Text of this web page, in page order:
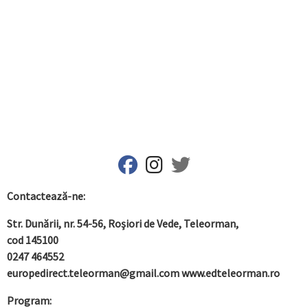
fab fa-facebook
fab fa-instagram
fab fa-twitter
Contactează-ne:
Str. Dunării, nr. 54-56, Roşiori de Vede, Teleorman,
cod 145100
0247 464552
europedirect.teleorman@gmail.com www.edteleorman.ro
Program: